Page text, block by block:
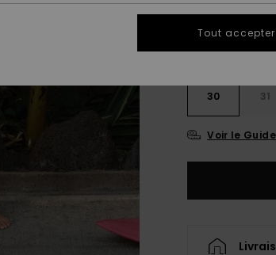
30 31
Voir le
Tout accepter